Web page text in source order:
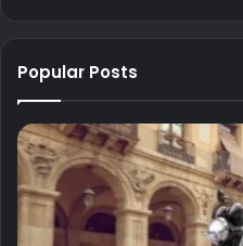
Popular Posts